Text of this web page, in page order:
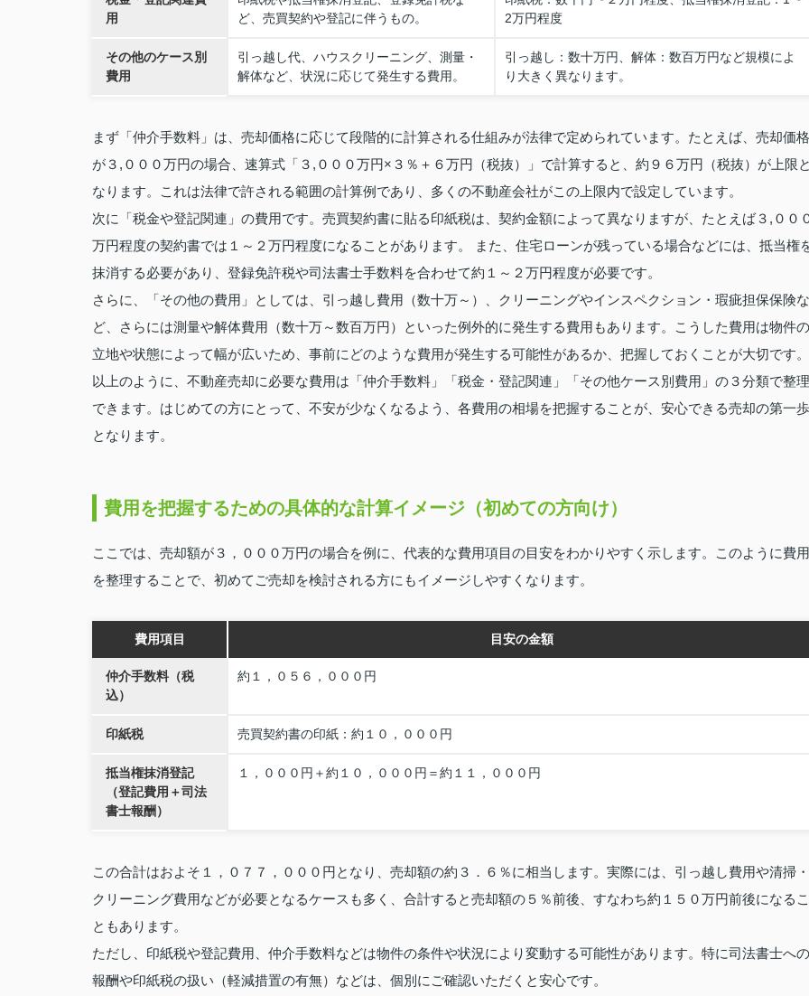
用
ど、売買契約や登記に伴うもの。
2万円程度
その他のケース別
費用
引っ越し代、ハウスクリーニング、測量・
解体など、状況に応じて発生する費用。
引っ越し：数十万円、解体：数百万円など規模によ
り大きく異なります。
まず「仲介手数料」は、売却価格に応じて段階的に計算される仕組みが法律で定められています。たとえば、売却価格
が３,０００万円の場合、速算式「３,０００万円×３％＋６万円（税抜）」で計算すると、約９６万円（税抜）が上限と
なります。これは法律で許される範囲の計算例であり、多くの不動産会社がこの上限内で設定しています。
次に「税金や登記関連」の費用です。売買契約書に貼る印紙税は、契約金額によって異なりますが、たとえば３,００
万円程度の契約書では１～２万円程度になることがあります。 また、住宅ローンが残っている場合などには、抵当権
抹消する必要があり、登録免許税や司法書士手数料を合わせて約１～２万円程度が必要です。
さらに、「その他の費用」としては、引っ越し費用（数十万～）、クリーニングやインスペクション・瑕疵担保保険な
ど、さらには測量や解体費用（数十万～数百万円）といった例外的に発生する費用もあります。こうした費用は物件の
立地や状態によって幅が広いため、事前にどのような費用が発生する可能性があるか、把握しておくことが大切です。
以上のように、不動産売却に必要な費用は「仲介手数料」「税金・登記関連」「その他ケース別費用」の３分類で整理
できます。はじめての方にとって、不安が少なくなるよう、各費用の相場を把握することが、安心できる売却の第一歩
となります。
費用を把握するための具体的な計算イメージ（初めての方向け）
ここでは、売却額が３，０００万円の場合を例に、代表的な費用項目の目安をわかりやすく示します。このように費用
を整理することで、初めてご売却を検討される方にもイメージしやすくなります。
費用項目 目安の金額
仲介手数料（税
込）
約１，０５６，０００円
印紙税 売買契約書の印紙：約１０，０００円
抵当権抹消登記
（登記費用＋司法
書士報酬）
１，０００円＋約１０，０００円＝約１１，０００円
この合計はおよそ１，０７７，０００円となり、売却額の約３．６％に相当します。実際には、引っ越し費用や清掃・
クリーニング費用などが必要となるケースも多く、合計すると売却額の５％前後、すなわち約１５０万円前後になるこ
ともあります。
ただし、印紙税や登記費用、仲介手数料などは物件の条件や状況により変動する可能性があります。特に司法書士への
報酬や印紙税の扱い（軽減措置の有無）などは、個別にご確認いただくと安心です。